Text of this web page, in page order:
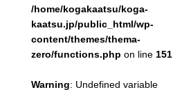
/home/kogakaatsu/koga-
kaatsu.jp/public_html/wp-
content/themes/thema-
zero/functions.php on line 151
Warning: Undefined variable